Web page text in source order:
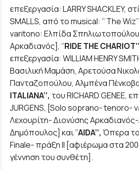
επεξεργασία: LARRY SHACKLEY,
SMALLS, από το musical: ‘’ The
varitono: Ελπίδα
Αρκαδιανός], ‘’RIDETHECHARIOT
επεξεργασία: WILLIAM HENRY
Βασιλική Μαμάση, Αρετούσα
Πανταζοπούλου, Αλμπένα
ITALIANA’’, του RICHARD GENEE,
JURGENS, [Solo soprano- tenoro-
Λεχουρίτη- Διονύσης
Δημόπουλος] και ‘’AIDA’’, Όπερα
Finale- πράξη ΙΙ [αφιέρωμα στα
γέννηση του συνθέτη].